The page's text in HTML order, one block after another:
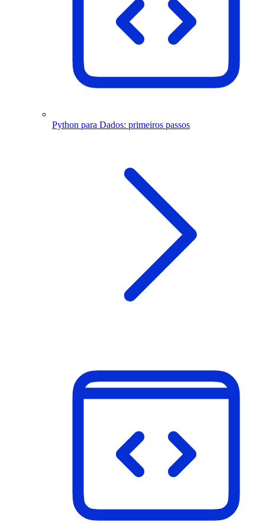
Python para Dados: primeiros passos